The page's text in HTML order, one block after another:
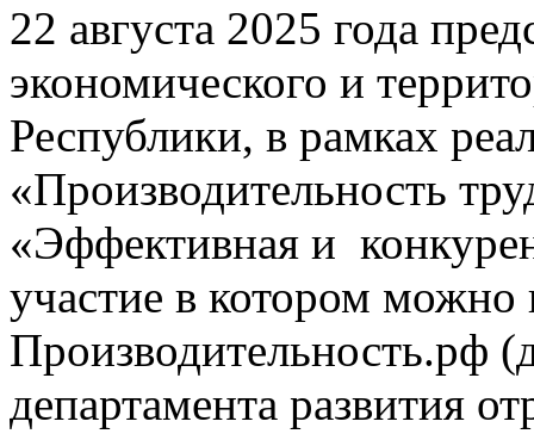
22 августа 2025 года
экономического и
Республики, в рамках
«Производительность
«Эффективная и
участие в котором можно
Производительность.рф
департамента развития